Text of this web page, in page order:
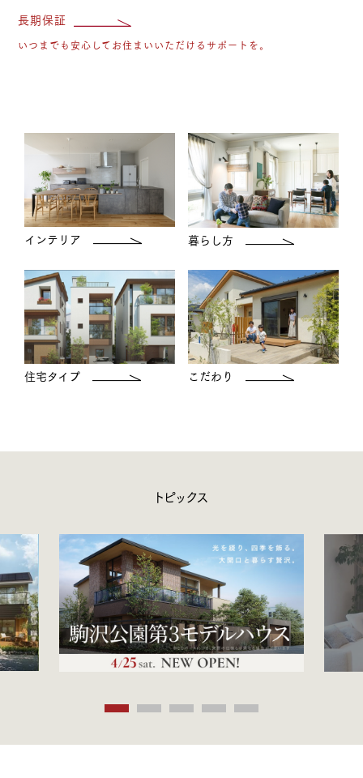
長期保証
いつまでも安心してお住まいいただけるサポートを。
インテリア 暮らし方
住宅タイプ こだわり
トピックス